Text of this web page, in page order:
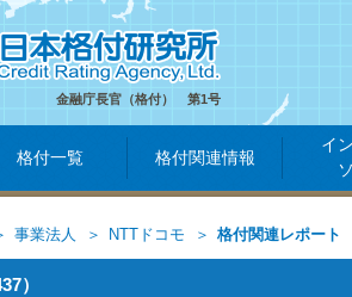
金融庁長官（格付） 第1号
格付一覧 格付関連情報
イ
事業法人 NTTドコモ 格付関連レポート
）